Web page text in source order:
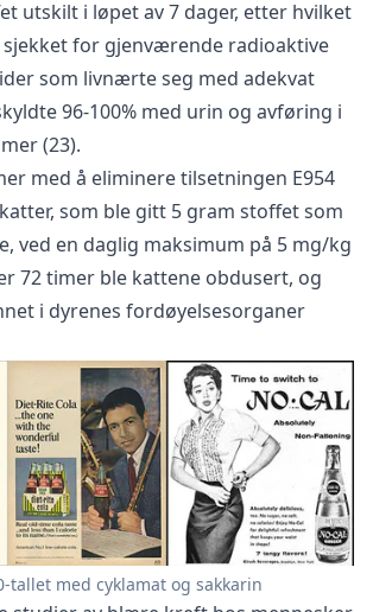
utskilt i løpet av 7 dager, etter hvilket
for gjenværende radioaktive
som livnærte seg med adekvat
96-100% med urin og avføring i
(23).
med å eliminere tilsetningen E954
som ble gitt 5 gram stoffet som
ved en daglig maksimum på 5 mg/kg
72 timer ble kattene obdusert, og
i dyrenes fordøyelsesorganer
tallet med cyklamat og sakkarin